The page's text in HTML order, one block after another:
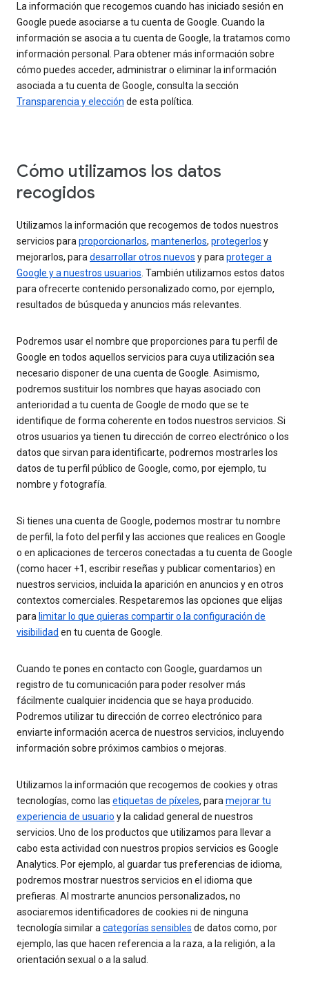
La información que recogemos cuando has iniciado sesión en
Google puede asociarse a tu cuenta de Google. Cuando la
información se asocia a tu cuenta de Google, la tratamos como
información personal. Para obtener más información sobre
cómo puedes acceder, administrar o eliminar la información
asociada a tu cuenta de Google, consulta la sección
Transparencia y elección de esta política.
Cómo utilizamos los datos
recogidos
Utilizamos la información que recogemos de todos nuestros
servicios paraproporcionarlos, mantenerlos, protegerlos y
mejorarlos, paradesarrollar otros nuevos y paraproteger a
Google y a nuestros usuarios. También utilizamos estos datos
para ofrecerte contenido personalizado como, por ejemplo,
resultados de búsqueda y anuncios más relevantes.
Podremos usar el nombre que proporciones para tu perfil de
Google en todos aquellos servicios para cuya utilización sea
necesario disponer de una cuenta de Google. Asimismo,
podremos sustituir los nombres que hayas asociado con
anterioridad a tu cuenta de Google de modo que se te
identifique de forma coherente en todos nuestros servicios. Si
otros usuarios ya tienen tu dirección de correo electrónico o los
datos que sirvan para identificarte, podremos mostrarles los
datos de tu perfil público de Google, como, por ejemplo, tu
nombre y fotografía.
Si tienes una cuenta de Google, podemos mostrar tu nombre
de perfil, la foto del perfil y las acciones que realices en Google
o en aplicaciones de terceros conectadas a tu cuenta de Google
(como hacer +1, escribir reseñas y publicar comentarios) en
nuestros servicios, incluida la aparición en anuncios y en otros
contextos comerciales. Respetaremos las opciones que elijas
para limitar lo que quieras compartir o la configuración de
visibilidad en tu cuenta de Google.
Cuando te pones en contacto con Google, guardamos un
registro de tu comunicación para poder resolver más
fácilmente cualquier incidencia que se haya producido.
Podremos utilizar tu dirección de correo electrónico para
enviarte información acerca de nuestros servicios, incluyendo
información sobre próximos cambios o mejoras.
Utilizamos la información que recogemos de cookies y otras
tecnologías, como las etiquetas de píxeles, paramejorar tu
experiencia de usuario y la calidad general de nuestros
servicios. Uno de los productos que utilizamos para llevar a
cabo esta actividad con nuestros propios servicios es Google
Analytics. Por ejemplo, al guardar tus preferencias de idioma,
podremos mostrar nuestros servicios en el idioma que
prefieras. Al mostrarte anuncios personalizados, no
asociaremos identificadores de cookies ni de ninguna
tecnología similar acategorías sensibles de datos como, por
ejemplo, las que hacen referencia a la raza, a la religión, a la
orientación sexual o a la salud.